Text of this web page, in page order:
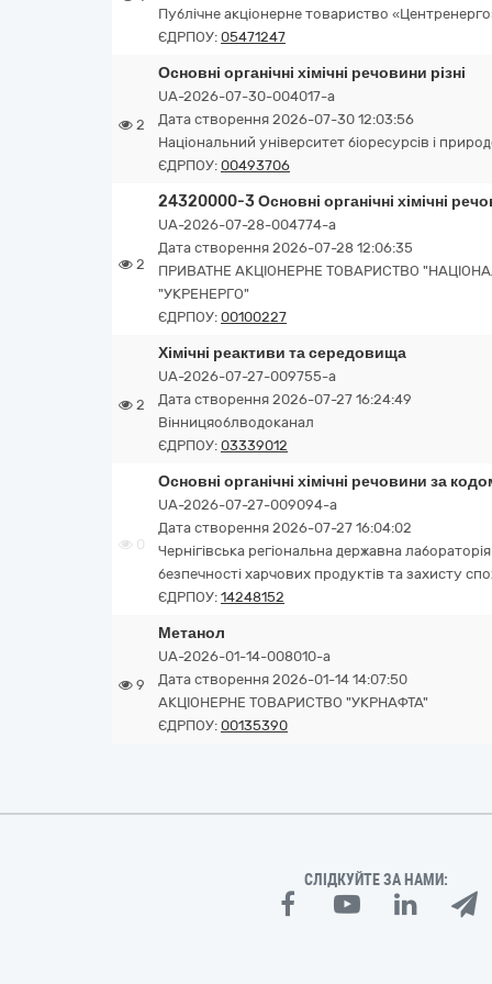
Публічне акціонерне товариство
ЄДРПОУ: 05471247
2
Основні органічні хімічні речовини різні
UA-2026-07-30-004017-a
Дата створення 2026-07-30 12:03:56
Національний університет біоресурсів і
ЄДРПОУ: 00493706
2
24320000-3 Основні органічні хімічні
UA-2026-07-28-004774-a
Дата створення 2026-07-28 12:06:35
ПРИВАТНЕ АКЦІОНЕРНЕ ТОВАРИСТВО
"УКРЕНЕРГО"
ЄДРПОУ: 00100227
2
Хімічні реактиви та середовища
UA-2026-07-27-009755-a
Дата створення 2026-07-27 16:24:49
Вінницяоблводоканал
ЄДРПОУ: 03339012
0
Основні органічні хімічні речовини за
UA-2026-07-27-009094-a
Дата створення 2026-07-27 16:04:02
Чернігівська регіональна державна
безпечності харчових продуктів та захисту
ЄДРПОУ: 14248152
9
Метанол
UA-2026-01-14-008010-a
Дата створення 2026-01-14 14:07:50
АКЦІОНЕРНЕ ТОВАРИСТВО "УКPНAФТА"
ЄДРПОУ: 00135390
СЛІДКУЙТЕ ЗА НАМИ: